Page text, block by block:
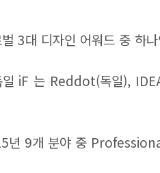
벌 3대 디자인 어워드 중
iF 는 Reddot(독일),
년 9개 분야 중